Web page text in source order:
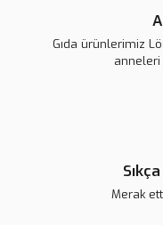
Gıda ürünlerimiz
anneleri
Merak